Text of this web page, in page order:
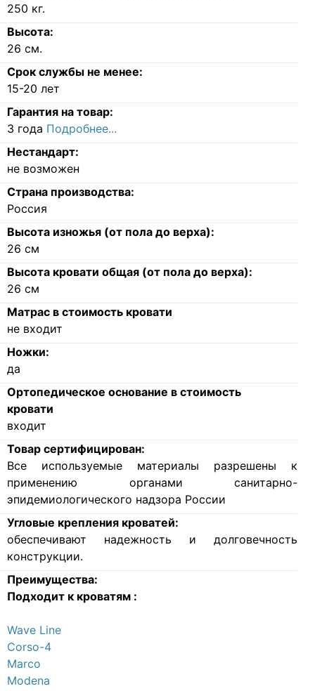
250 кг.
Высота:
26 см.
Срок службы не менее:
15-20 лет
Гарантия на товар:
3 года Подробнее...
Нестандарт:
не возможен
Страна производства:
Россия
Высота изножья (от пола до верха):
26 см
Высота кровати общая (от пола до верха):
26 см
Матрас в стоимость кровати
не входит
Ножки:
да
Ортопедическое основание в стоимость
кровати
входит
Товар сертифицирован:
Все используемые материалы разрешены к
применению органами санитарно-
эпидемиологического надзора России
Угловые крепления кроватей:
обеспечивают надежность и долговечность
конструкции.
Преимущества:
Подходит к кроватям :
Wave Line
Corso-4
Marco
Modena